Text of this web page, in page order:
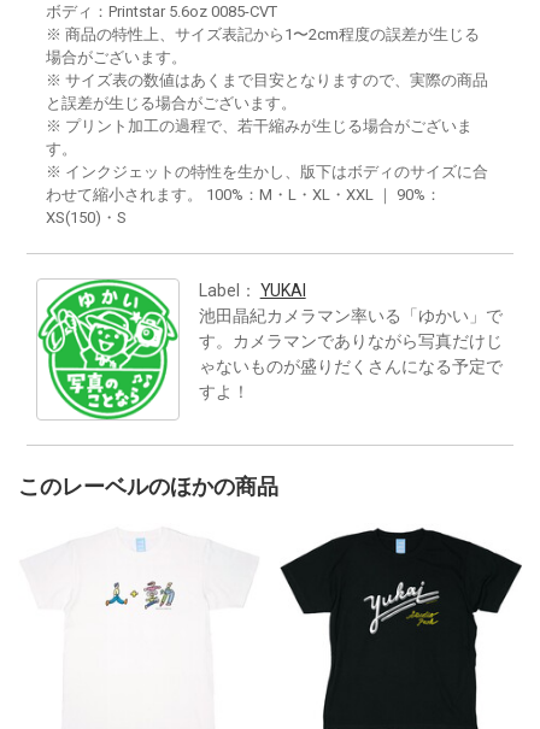
ボディ：Printstar 5.6oz 0085-CVT
※ 商品の特性上、サイズ表記から1〜2cm程度の誤差が生じる
場合がございます。
※ サイズ表の数値はあくまで目安となりますので、実際の商品
と誤差が生じる場合がございます。
※ プリント加工の過程で、若干縮みが生じる場合がございま
す。
※ インクジェットの特性を生かし、版下はボディのサイズに合
わせて縮小されます。 100%：M・L・XL・XXL ｜ 90%：
XS(150)・S
Label： YUKAI
池田晶紀カメラマン率いる「ゆかい」で
す。カメラマンでありながら写真だけじ
ゃないものが盛りだくさんになる予定で
すよ！
このレーベルのほかの商品